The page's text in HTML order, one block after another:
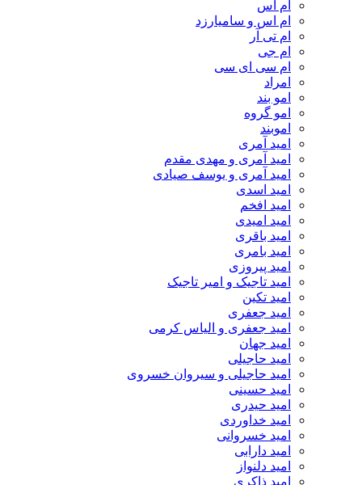
ام اس
ام اس و سامیارزد
ام تی آر
ام جی
ام سی ای سی
امراد
امو بند
امو گروه
اموبند
امید آمری
امید آمری و مهدی مقدم
امید آمری و یوسف صیادی
امید اسدی
امید افخم
امید امیدی
امید باقری
امید بامری
امید پیروزی
امید تاجیک و امیر تاجیک
امید تکین
امید جعفری
امید جعفری و الیاس کرمی
امید جهان
امید حاجیلی
امید حاجیلی و سیروان خسروی
امید حسینی
امید حیدری
امید خداوردی
امید خسروانی
امید دارابی
امید دلنواز
امید ذاکری